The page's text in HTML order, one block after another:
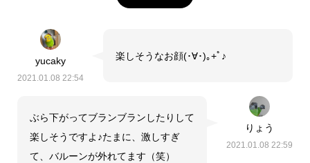
yucaky
2021.01.08 22:54
楽しそうなお顔(･∀･)｡+ﾟ♪
りょう
2021.01.08 22:59
ぶら下がってブランブランしたりして
楽しそうですよ♪たまに、激しすぎ
て、バルーンが外れてます（笑）